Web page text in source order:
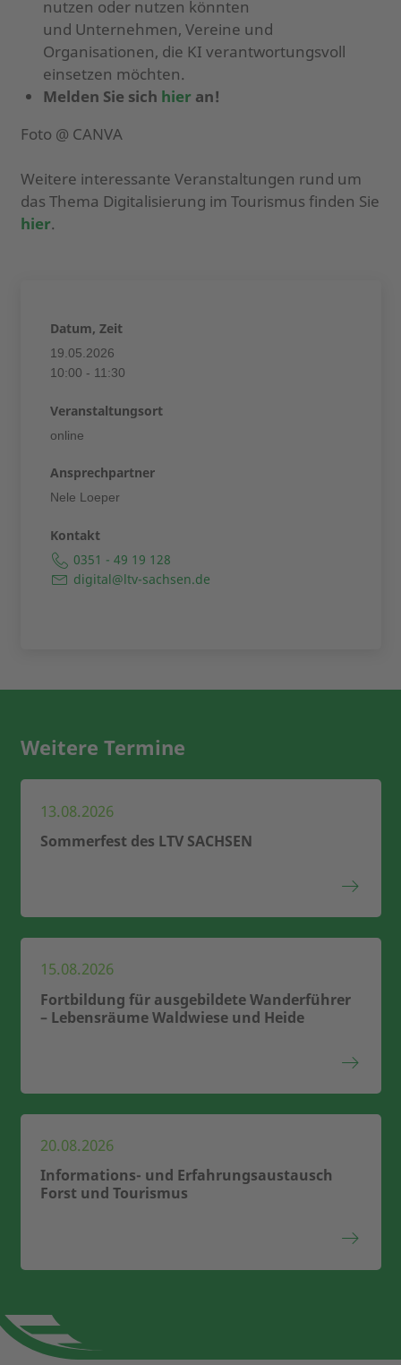
nutzen oder nutzen könnten
und Unternehmen, Vereine und
Organisationen, die KI verantwortungsvoll
einsetzen möchten.
Melden Sie sich hier an!
Foto @ CANVA
Weitere interessante Veranstaltungen rund um
das Thema Digitalisierung im Tourismus finden Sie
hier.
Datum, Zeit
19.05.2026
10:00 - 11:30
Veranstaltungsort
online
Ansprechpartner
Nele Loeper
Kontakt
0351 - 49 19 128
digital@ltv-sachsen.de
Weitere Termine
13.08.2026
Sommerfest des LTV SACHSEN
15.08.2026
Fortbildung für ausgebildete Wanderführer
– Lebensräume Waldwiese und Heide
20.08.2026
Informations- und Erfahrungsaustausch
Forst und Tourismus